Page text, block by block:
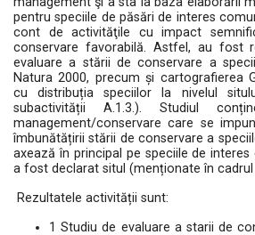
pentru speciile de păsări de interes
cont de activităţile cu impact
conservare favorabilă. Astfel, au fost
evaluare a stării de conservare a
Natura 2000, precum și cartografierea
cu distribuția speciilor la nivelul
subactivității A.1.3.). Studiul
management/conservare care se
îmbunătățirii stării de conservare a
axează în principal pe speciile de
a fost declarat situl (menționate în cadrul
Rezultatele activității sunt:
1 Studiu de evaluare a starii de